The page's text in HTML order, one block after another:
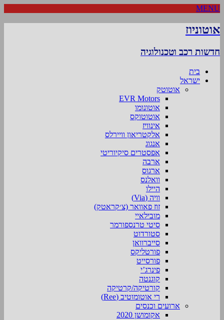
MENU
אוטוניוז
חדשות רכב וטכנולוגיה
בית
ישראל
אוטוטק
EVR Motors
אוטונומו
אוטוטוקס
אינוויז
אלקטריאון וויירלס
אנגוג
אפסטרים סיקיוריטי
ארבה
ארגוס
וואלנס
היילו
וויה (Via)
זוז פאוואר (צ׳קראטק)
מובילאיי
סיטי טרנספורמר
סטורדוט
סייברוואן
פורטליקס
פורסייט
פינרג’י
קוגנטה
קורטיקה/קרטיקה
רי אוטומוטיב (Ree)
ארועים וכנסים
אקומושן 2020